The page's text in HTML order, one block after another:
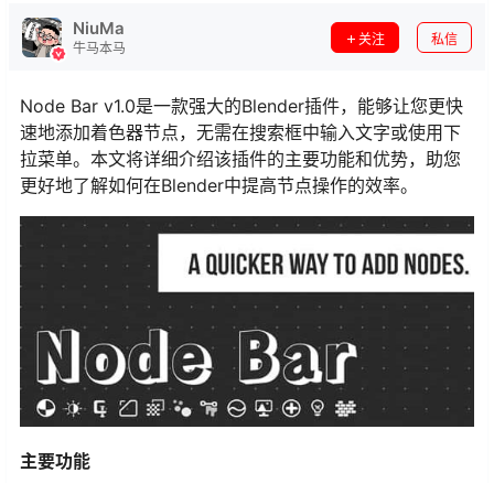
NiuMa
牛马本马
关注 私信
Node Bar v1.0是一款强大的Blender插件，能够让您更快
速地添加着色器节点，无需在搜索框中输入文字或使用下
拉菜单。本文将详细介绍该插件的主要功能和优势，助您
更好地了解如何在Blender中提高节点操作的效率。
主要功能